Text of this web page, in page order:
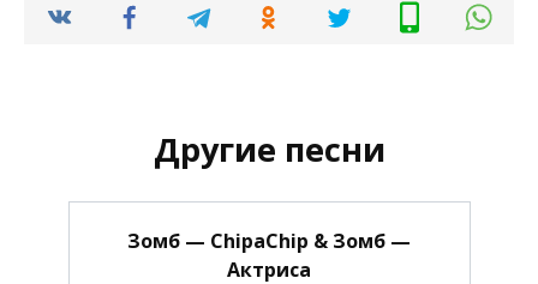
Другие песни
Зомб — ChipaChip & Зомб —
Актриса